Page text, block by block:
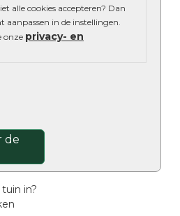
alle cookies accepteren? Dan
in de instellingen.
onze privacy- en
de
in?